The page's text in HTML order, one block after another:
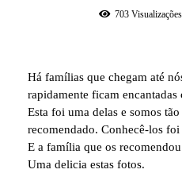
703Visualizações
Há famílias que chegam até
rapidamente ficam
Esta foi uma delas e somos
recomendado. Conhecê-los
E a família que os
Uma delicia estas fotos.